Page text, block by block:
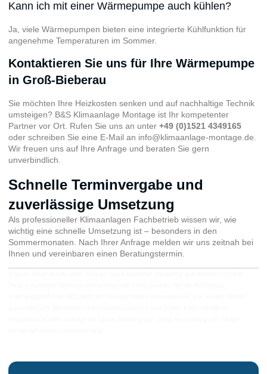
Kann ich mit einer Wärmepumpe auch kühlen?
Ja, viele Wärmepumpen bieten eine integrierte Kühlfunktion für
angenehme Temperaturen im Sommer.
Kontaktieren Sie uns für Ihre Wärmepumpe
in Groß-Bieberau
Sie möchten Ihre Heizkosten senken und auf nachhaltige Technik
umsteigen? B&S Klimaanlage Montage ist Ihr kompetenter
Partner vor Ort. Rufen Sie uns an unter +49 (0)1521 4349165
oder schreiben Sie eine E-Mail an info@klimaanlage-montage.de.
Wir freuen uns auf Ihre Anfrage und beraten Sie gern
unverbindlich.
Schnelle Terminvergabe und
zuverlässige Umsetzung
Als professioneller Klimaanlagen Fachbetrieb wissen wir, wie
wichtig eine schnelle Umsetzung ist – besonders in den
Sommermonaten. Nach Ihrer Anfrage melden wir uns zeitnah bei
Ihnen und vereinbaren einen Beratungstermin.